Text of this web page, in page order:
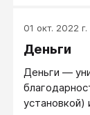
если с чего-
01 окт. 2022 г.
Деньги
Деньги ―
установкой)